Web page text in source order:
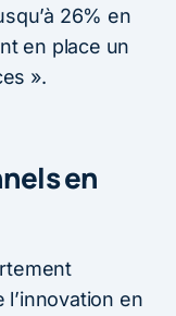
26% en
en place un
».
en
en